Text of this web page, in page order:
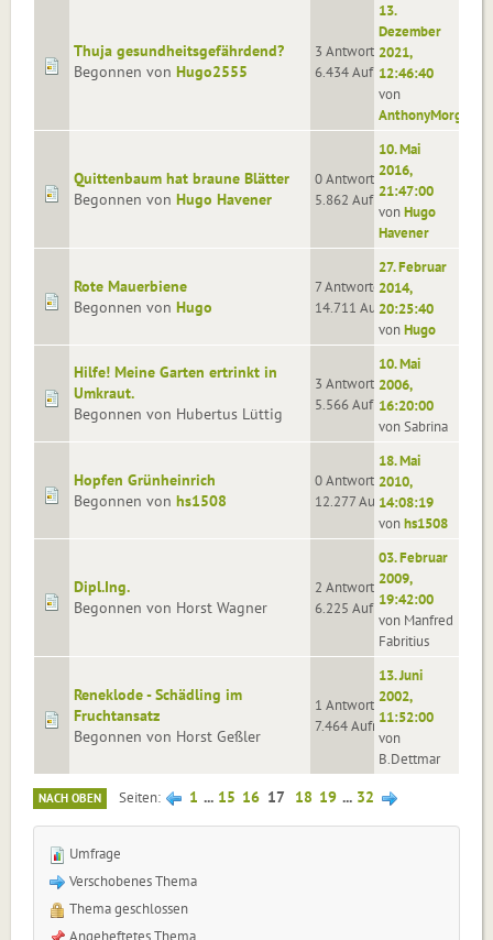
Thuja gesundheitsgefährdend?
Begonnen von Hugo2555
3 Antworten
6.434 Aufrufe
13.
Dezember
2021,
12:46:40
von
AnthonyMorgan
Quittenbaum hat braune Blätter
Begonnen von Hugo Havener
0 Antworten
5.862 Aufrufe
10. Mai
2016,
21:47:00
vonHugo
Havener
Rote Mauerbiene
Begonnen von Hugo
7 Antworten
14.711 Aufrufe
27. Februar
2014,
20:25:40
vonHugo
Hilfe! Meine Garten ertrinkt in
Umkraut.
Begonnen von Hubertus Lüttig
3 Antworten
5.566 Aufrufe
10. Mai
2006,
16:20:00
von Sabrina
Hopfen Grünheinrich
Begonnen von hs1508
0 Antworten
12.277 Aufrufe
18. Mai
2010,
14:08:19
vonhs1508
Dipl.Ing.
Begonnen von Horst Wagner
2 Antworten
6.225 Aufrufe
03. Februar
2009,
19:42:00
von Manfred
Fabritius
Reneklode - Schädling im
Fruchtansatz
Begonnen von Horst Geßler
1 Antworten
7.464 Aufrufe
13. Juni
2002,
11:52:00
von
B.Dettmar
NACH OBEN Seiten 1 ... 15 16 17 18 19 ... 32
Umfrage
Verschobenes Thema
Thema geschlossen
Angeheftetes Thema